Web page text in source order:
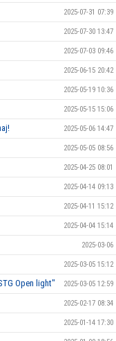
2025-07-31 07:39
2025-07-30 13:47
2025-07-03 09:46
2025-06-15 20:42
2025-05-19 10:36
2025-05-15 15:06
2025-05-06 14:47
2025-05-05 08:56
2025-04-25 08:01
2025-04-14 09:13
2025-04-11 15:12
2025-04-04 15:14
2025-03-06
2025-03-05 15:12
Open light" 2025-03-05 12:59
2025-02-17 08:34
2025-01-14 17:30